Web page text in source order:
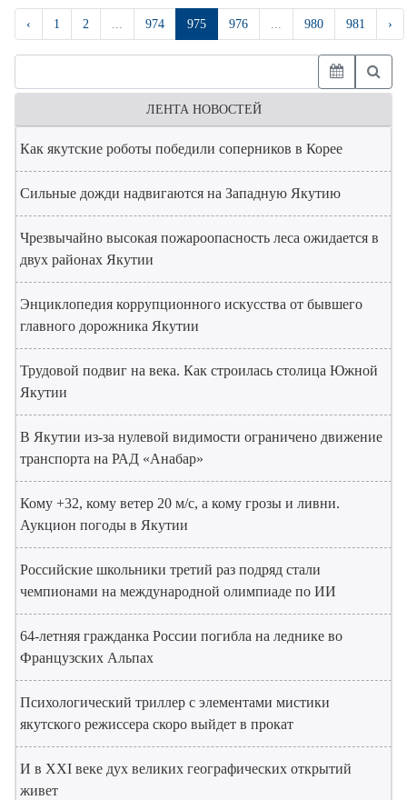
‹ 1 2 ... 974 975 976 ... 980 981 ›
ЛЕНТА НОВОСТЕЙ
Как якутские роботы победили соперников в Корее
Сильные дожди надвигаются на Западную Якутию
Чрезвычайно высокая пожароопасность леса ожидается в
двух районах Якутии
Энциклопедия коррупционного искусства от бывшего
главного дорожника Якутии
Трудовой подвиг на века. Как строилась столица Южной
Якутии
В Якутии из-за нулевой видимости ограничено движение
транспорта на РАД «Анабар»
Кому +32, кому ветер 20 м/с, а кому грозы и ливни.
Аукцион погоды в Якутии
Российские школьники третий раз подряд стали
чемпионами на международной олимпиаде по ИИ
64-летняя гражданка России погибла на леднике во
Французских Альпах
Психологический триллер с элементами мистики
якутского режиссера скоро выйдет в прокат
И в XXI веке дух великих географических открытий
живет